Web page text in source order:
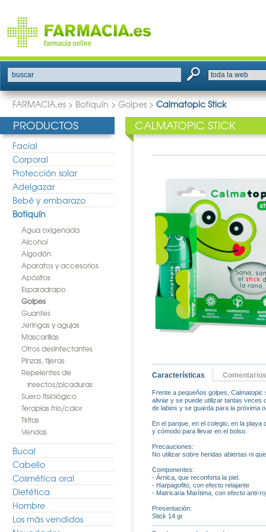
buscar
FARMACIA.es > Botiquín > Golpes > Calmatopic Stick
PRODUCTOS
Facial
Corporal
Protección solar
Adelgazar
Bebé y embarazo
Botiquín
Agua oxigenada
Alcohol
Algodón
Aparatos y accesorios
Apósitos
Esparadrapo
Golpes
Guantes
Jeringas y agujas
Mascarillas
Otros desinfectantes
Pinzas, tijeras
Repelentes de
insectos/picaduras
Suero fisiológico
Terapias frio/calor
Tiritas
Vendas
Bucal
Cabello
Cosmética oral
Dietética
Hombre
Los más vendidos
CALMATOPIC STICK
Características Comentarios
Frente a pequeños golpes,
aliviar y se puede utilizar tantas veces
de labios y se guarda para la próxima
En el parque, en el colegio, en la
y cómodo para llevar en el bolso.
Precauciones:
No utilizar sobre heridas abiertas ni
Componentes:
- Árnica, que reconforta la piel.
- Harpagofito, con efecto relajante
- Matricaria Marítima, con efecto anti-
Presentación:
Stick 14 gr